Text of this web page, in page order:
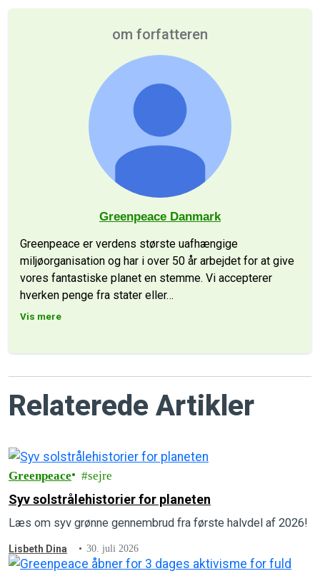
om forfatteren
Greenpeace Danmark
Greenpeace er verdens største uafhængige
miljøorganisation og har i over 50 år arbejdet for at give
vores fantastiske planet en stemme. Vi accepterer
hverken penge fra stater eller…
Vis mere
Relaterede Artikler
Greenpeace sejre
Syv solstrålehistorier for planeten
Læs om syv grønne gennembrud fra første halvdel af 2026!
Lisbeth Dina 30. juli 2026